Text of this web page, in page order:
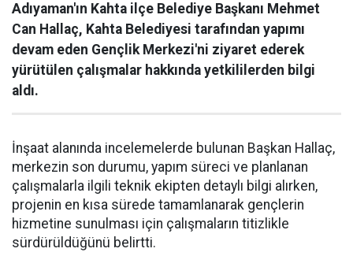
Adıyaman'ın Kahta ilçe Belediye Başkanı Mehmet
Can Hallaç, Kahta Belediyesi tarafından yapımı
devam eden Gençlik Merkezi'ni ziyaret ederek
yürütülen çalışmalar hakkında yetkililerden bilgi
aldı.
İnşaat alanında incelemelerde bulunan Başkan Hallaç,
merkezin son durumu, yapım süreci ve planlanan
çalışmalarla ilgili teknik ekipten detaylı bilgi alırken,
projenin en kısa sürede tamamlanarak gençlerin
hizmetine sunulması için çalışmaların titizlikle
sürdürüldüğünü belirtti.